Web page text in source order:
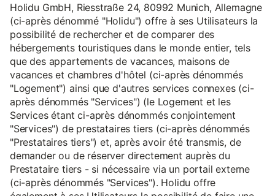
Holidu GmbH, Riesstraße 24, 80992 Munich, Allemagne
(ci-après dénommé "Holidu") offre à ses Utilisateurs la
possibilité de rechercher et de comparer des
hébergements touristiques dans le monde entier, tels
que des appartements de vacances, maisons de
vacances et chambres d'hôtel (ci-après dénommés
"Logement") ainsi que d'autres services connexes (ci-
après dénommés "Services") (le Logement et les
Services étant ci-après dénommés conjointement
"Services") de prestataires tiers (ci-après dénommés
"Prestataires tiers") et, après avoir été transmis, de
demander ou de réserver directement auprès du
Prestataire tiers - si nécessaire via un portail externe
(ci-après dénommés "Services"). Holidu offre